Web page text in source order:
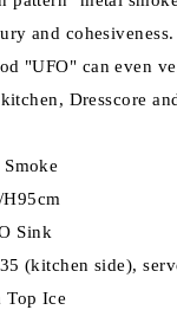
and cohesiveness.
"UFO" can even
Dresscore
Sink
(kitchen side),
Top Ice